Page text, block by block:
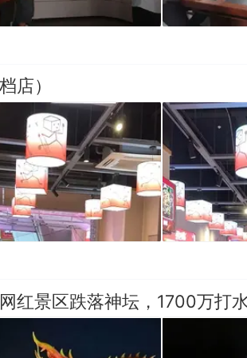
店）
红景区跌落神坛，1700万打